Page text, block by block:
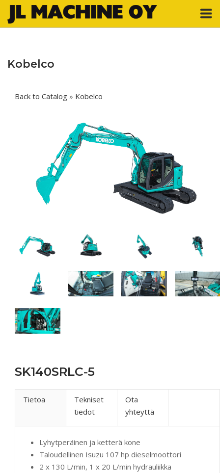
Skip
content
Kobelco
Back to Catalog Kobelco
SK140SRLC-5
Tietoa
Tekniset
tiedot
Ota
yhteyttä
Lyhytperäinen ja ketterä kone
Taloudellinen Isuzu 107 hp dieselmoottori
2 x 130 L/min, 1 x 20 L/min hydrauliikka